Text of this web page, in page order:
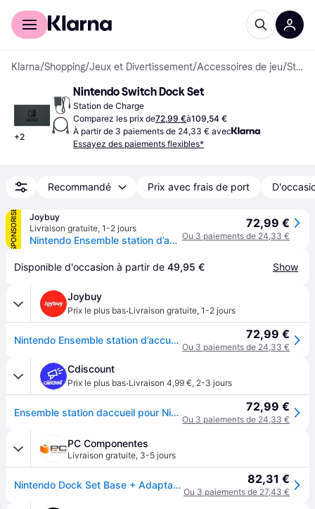
Acheter avec Klarna
Klarna/Shopping/Jeux et Divertissement/Accessoires de jeu/ Stations de Charge
+2
Nintendo Switch Dock Set
Station de Charge
Comparez les prix de72,99 €à109,54 €
À partir de 3 paiements de 24,33 € avec
Essayez des paiements flexibles*
Recommandé Prix avec frais de port
SPONSORISÉ
Joybuy
Livraison gratuite, 1-2 jours
Nintendo Ensemble station d’accueil officielle pour Switch (UE)
72,99 €
Ou 3 paiements de 24,33 €
Disponible d'occasion à partir de 49,95 € Show
Joybuy
Prix le plus bas·Livraison gratuite, 1-2 jours
Nintendo Ensemble station d’accueil officielle pour Switch (UE) 72,99 €
Ou 3 paiements de 24,33 €
Cdiscount
Prix le plus bas·Livraison 4,99 €, 2-3 jours
Ensemble station daccueil pour Nintendo Switch - Noir 72,99 €
Ou 3 paiements de 24,33 €
PC Componentes
Livraison gratuite, 3-5 jours
Nintendo Dock Set Base + Adaptador Corriente + Cable HDMI para Nintendo Switch 82,31 €
Ou 3 paiements de 27,43 €